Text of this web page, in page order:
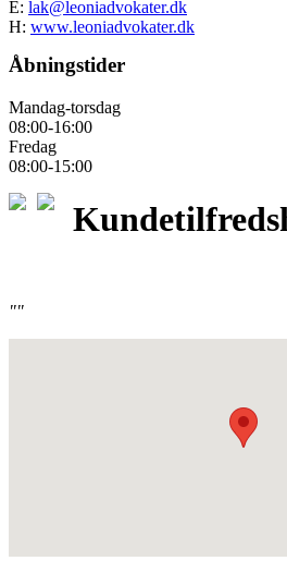
E: lak@leoniadvokater.dk
H: www.leoniadvokater.dk
Åbningstider
Mandag-torsdag
08:00-16:00
Fredag
08:00-15:00
""